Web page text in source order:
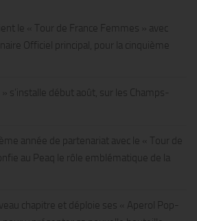
le « Tour de France Femmes » avec
Officiel principal, pour la cinquième
s’installe début août, sur les Champs-
année de partenariat avec le « Tour de
au Peaq le rôle emblématique de la
chapitre et déploie ses « Aperol Pop-